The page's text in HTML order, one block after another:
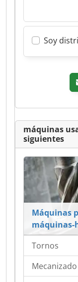
Soy
máquinas
siguientes
Máquinas
Tornos